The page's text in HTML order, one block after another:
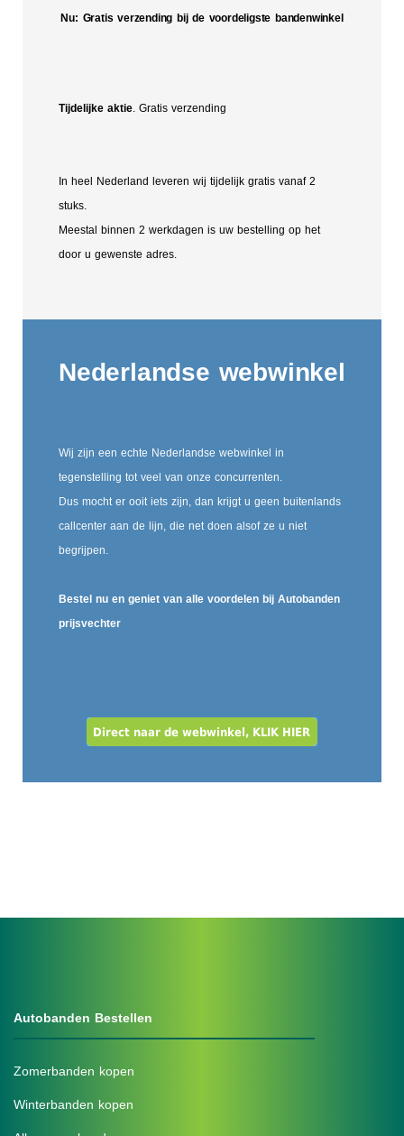
Nu: Gratis verzending bij de voordeligste bandenwinkel
Tijdelijke aktie. Gratis verzending
In heel Nederland leveren wij tijdelijk gratis vanaf 2
stuks.
Meestal binnen 2 werkdagen is uw bestelling op het
door u gewenste adres.
Nederlandse webwinkel
Wij zijn een echte Nederlandse webwinkel in
tegenstelling tot veel van onze concurrenten.
Dus mocht er ooit iets zijn, dan krijgt u geen buitenlands
callcenter aan de lijn, die net doen alsof ze u niet
begrijpen.
Bestel nu en geniet van alle voordelen bij Autobanden
prijsvechter
Autobanden Bestellen
Zomerbanden kopen
Winterbanden kopen